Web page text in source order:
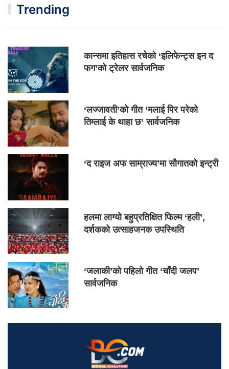
Trending
कान्समा इतिहास रचेको ‘इलिफेन्ट्स इन द
फग’को ट्रेलर सार्वजनिक
‘लज्जावती’को गीत ‘मलाई पिर परेको
तिम्लाई के थाहा छ’ सार्वजनिक
‘द राइज अफ साम्राज्य’मा सौगातको इन्ट्री
हलमा लाग्यो बहुप्रतिक्षित फिल्म ‘हली’,
दर्शकको उत्साहजनक उपस्थिति
‘जलाकी’को पहिलो गीत ‘चाँदी जलप’
सार्वजनिक